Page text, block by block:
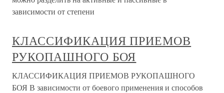
зависимости от степени
КЛАССИФИКАЦИЯ ПРИЕМОВ
РУКОПАШНОГО БОЯ
КЛАССИФИКАЦИЯ ПРИЕМОВ РУКОПАШНОГО
БОЯ В зависимости от боевого применения и способов